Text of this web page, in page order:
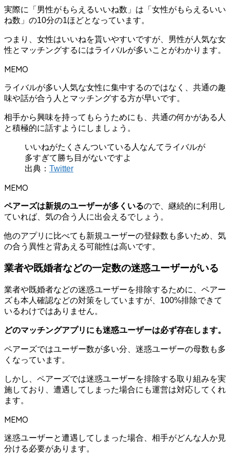
実際に「男性がもらえるいいね数」は「女性がもらえるいい
ね数」の10分の1ほどとなっています。
つまり、女性はいいねを貰いやすいですが、男性が人気な女
性とマッチングするにはライバルが多いことがわかります。
MEMO
ライバルが多い人気な女性に集中するのではなく、共通の趣
味や話が合う人とマッチングする方が早いです。
相手から興味を持ってもらうためにも、共通の何かがある人
と積極的に話すようにしましょう。
いいねがたくさんついている人なんてライバルが
多すぎて勝ち目がないですよ
出典： Twitter
MEMO
ペアーズは新規のユーザーが多くいるので、継続的に利用し
ていれば、気の合う人に出会えるでしょう。
他のアプリに比べても新規ユーザーの登録数も多いため、気
の合う異性と背あえる可能性は高いです。
業者や既婚者などの一定数の迷惑ユーザーがいる
業者や既婚者などの迷惑ユーザーを排除するために、ペアー
ズも本人確認などの対策をしていますが、100%排除できて
いるわけではありません。
どのマッチングアプリにも迷惑ユーザーは必ず存在します。
ペアーズではユーザー数が多い分、迷惑ユーザーの母数も多
くなっています。
しかし、ペアーズでは迷惑ユーザーを排除する取り組みを実
施しており、遭遇してしまった場合にも運営は対応してくれ
ます。
MEMO
迷惑ユーザーと遭遇してしまった場合、相手がどんな人か見
分ける必要があります。